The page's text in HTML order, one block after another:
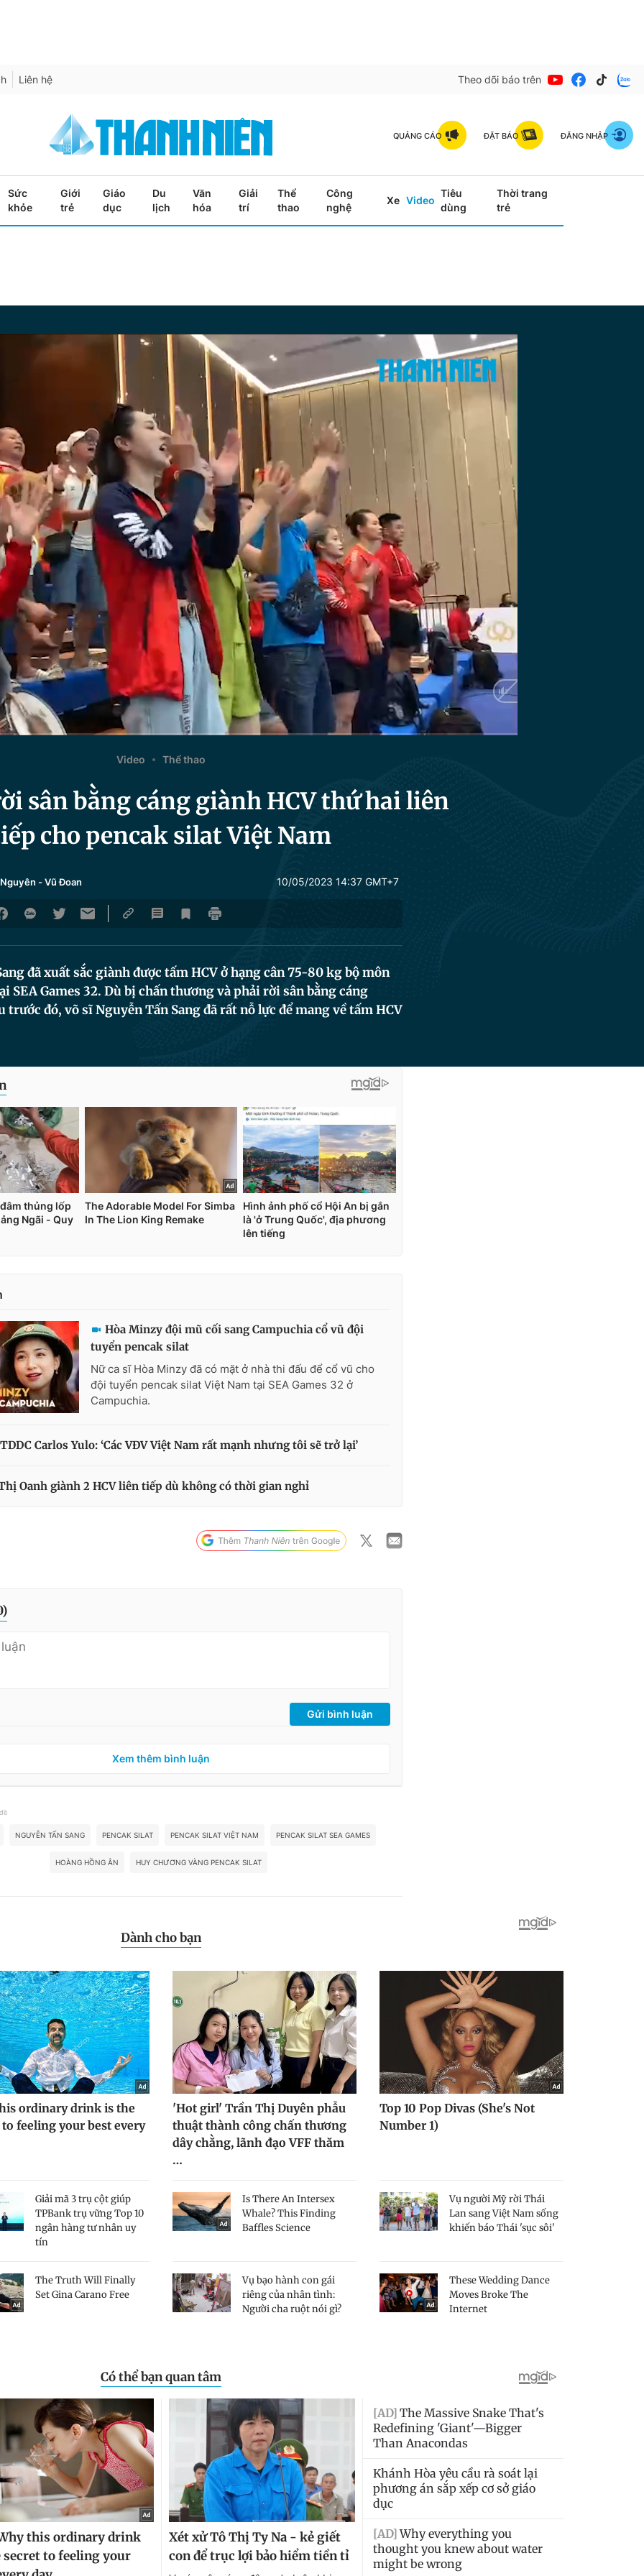
Liên hệ Theo dõi báo trên
QUẢNG CÁO ĐẶT BÁO ĐĂNG NHẬP
Sức
khỏe
Giới
trẻ
Giáo
dục
Du
lịch
Văn
hóa
Giải
trí
Thể
thao
Công
nghệ
Xe Video
Tiêu
dùng
Thời trang
trẻ
Video Thể thao
sân bằng cáng giành HCV thứ hai liên
cho pencak silat Việt Nam
-Vũ Đoan 10/05/2023 14:37 GMT+7
đã xuất sắc giành được tấm HCV ở hạng cân 75-80 kg bộ môn
SEA Games 32. Dù bị chấn thương và phải rời sân bằng cáng
trước đó, võ sĩ Nguyễn Tấn Sang đã rất nỗ lực để mang về tấm HCV
Hòa Minzy đội mũ cối sang Campuchia cổ vũ đội
tuyển pencak silat
Nữ ca sĩ Hòa Minzy đã có mặt ở nhà thi đấu để cổ vũ cho
đội tuyển pencak silat Việt Nam tại SEA Games 32 ở
Campuchia.
Carlos Yulo: ‘Các VĐV Việt Nam rất mạnh nhưng tôi sẽ trở lại’
Oanh giành 2 HCV liên tiếp dù không có thời gian nghỉ
)
Gửi bình luận
Xem thêm bình luận
NGUYỄN TẤN SANG PENCAK SILAT PENCAK SILAT VIỆT NAM PENCAK SILAT SEA GAMES
HOÀNG HỒNG ÂN HUY CHƯƠNG VÀNG PENCAK SILAT